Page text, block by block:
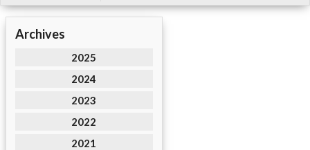
Archives
2025
2024
2023
2022
2021